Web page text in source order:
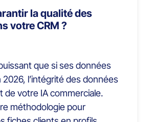
la qualité des
votre CRM ?
que si ses données
2026, l’intégrité des données
de votre IA commerciale.
méthodologie pour